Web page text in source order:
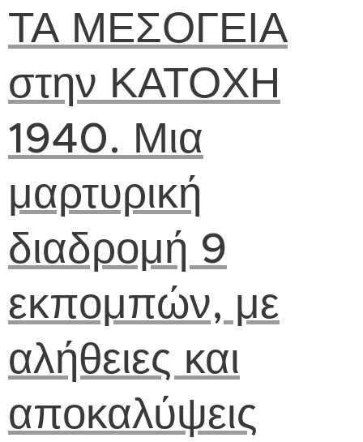
ΤΑ ΜΕΣΟΓΕΙΑ
στην ΚΑΤΟΧΗ
1940. Μια
μαρτυρική
διαδρομή 9
εκπομπών, με
αλήθειες και
αποκαλύψεις